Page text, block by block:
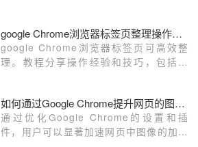
google Chrome浏览器标签页整理操作经验技巧解析
google Chrome浏览器标签页可高效整
理。教程分享操作经验和技巧，包括分
如何通过Google Chrome提升网页的图像加载效果
通过优化Google Chrome的设置和插
件，用户可以显著加速网页中图像的加载